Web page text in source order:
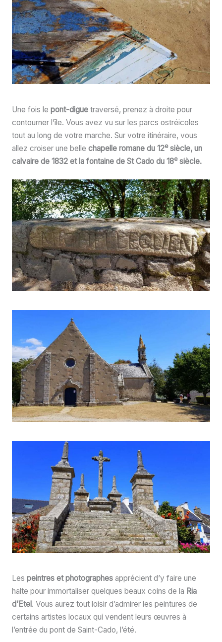
Une fois le pont-diguetraversé, prenez à droite pour
contourner l’île. Vous avez vu sur les parcs ostréicoles
tout au long de votre marche. Sur votre itinéraire, vous
allez croiser une belle chapelle romane du 12esiècle, un
calvaire de 1832 et la fontaine de St Cado du 18esiècle.
Les peintres et photographesapprécient d’y faire une
halte pour immortaliser quelques beaux coins de la Ria
d’Etel . Vous aurez tout loisir d’admirer les peintures de
certains artistes locaux qui vendent leurs œuvres à
l’entrée du pont de Saint-Cado, l’été.